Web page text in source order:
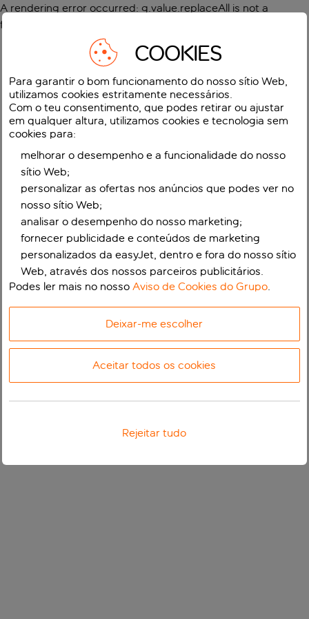
A rendering error occurred: g.value.replaceAll is not a
function
COOKIES
Para garantir o bom funcionamento do nosso sítio Web,
utilizamos cookies estritamente necessários.
Com o teu consentimento, que podes retirar ou ajustar
em qualquer altura, utilizamos cookies e tecnologia sem
cookies para:
melhorar o desempenho e a funcionalidade do nosso
sítio Web;
personalizar as ofertas nos anúncios que podes ver no
nosso sítio Web;
analisar o desempenho do nosso marketing;
fornecer publicidade e conteúdos de marketing
personalizados da easyJet, dentro e fora do nosso sítio
Web, através dos nossos parceiros publicitários.
Podes ler mais no nossoAviso de Cookies do Grupo.
Deixar-me escolher
Aceitar todos os cookies
Rejeitar tudo